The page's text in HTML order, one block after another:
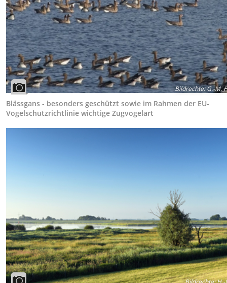
Bildrechte:G.-M.
Blässgans - besonders geschützt sowie im Rahmen der EU-
Vogelschutzrichtlinie wichtige Zugvogelart